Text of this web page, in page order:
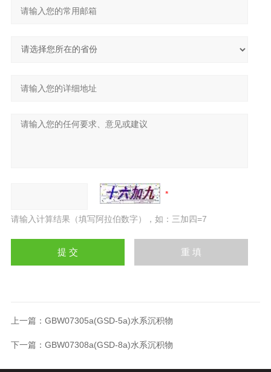
请输入计算结果（填写阿拉伯数字），如：三加四=7
上一篇： GBW07305a(GSD-5a)水系沉积物
下一篇： GBW07308a(GSD-8a)水系沉积物